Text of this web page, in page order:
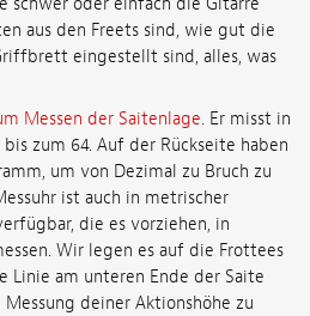
aus den Freets sind, wie gut die
eingestellt sind, alles, was
Messen der Saitenlage. Er misst in
zum 64. Auf der Rückseite haben
um von Dezimal zu Bruch zu
ist auch in metrischer
die es vorziehen, in
Wir legen es auf die Frottees
Linie am unteren Ende der Saite
deiner Aktionshöhe zu